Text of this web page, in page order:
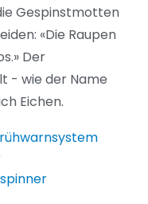
Gespinstmotten
«Die Raupen
Der
- wie der Name
Eichen.